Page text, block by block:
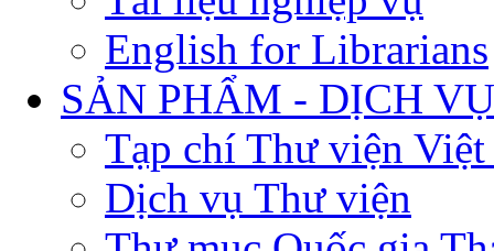
English for Librarians
SẢN PHẨM - DỊCH VỤ
Tạp chí Thư viện Việt
Dịch vụ Thư viện